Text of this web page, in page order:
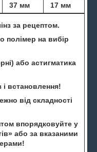
37 мм 17 мм
за рецептом.
полімер на вибір
або астигматика
встановлення!
від складності
впорядковуйте у
або за вказаними